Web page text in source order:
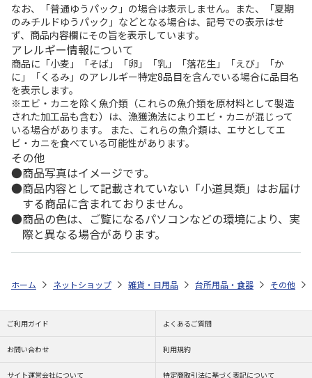
なお、「普通ゆうパック」の場合は表示しません。また、「夏期
のみチルドゆうパック」などとなる場合は、記号での表示はせ
ず、商品内容欄にその旨を表示しています。
アレルギー情報について
商品に「小麦」「そば」「卵」「乳」「落花生」「えび」「か
に」「くるみ」のアレルギー特定8品目を含んでいる場合に品目名
を表示します。
※エビ・カニを除く魚介類（これらの魚介類を原材料として製造
された加工品も含む）は、漁獲漁法によりエビ・カニが混じって
いる場合があります。 また、これらの魚介類は、エサとしてエ
ビ・カニを食べている可能性があります。
その他
商品写真はイメージです。
商品内容として記載されていない「小道具類」はお届け
する商品に含まれておりません。
商品の色は、ご覧になるパソコンなどの環境により、実
際と異なる場合があります。
ホーム ネットショップ 雑貨・日用品 台所用品・食器 その他
ご利用ガイド よくあるご質問
お問い合わせ 利用規約
サイト運営会社について 特定商取引法に基づく表記について